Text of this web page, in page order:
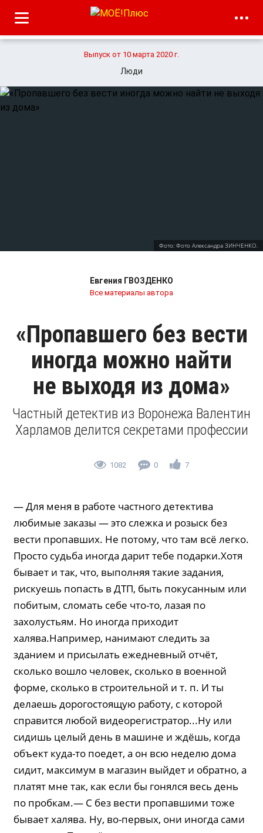
Выпуск от 10 марта 2020 г.
Люди
Фото: Фото Александра ЗИНЧЕНКО.
Евгения ГВОЗДЕНКО
Все материалы автора
«Пропавшего без вести
иногда можно найти
не выходя из дома»
Частный детектив из Воронежа Валентин
Харламов делится секретами профессии
1082 0 7
— Для меня в работе частного детектива
любимые заказы — это слежка и розыск без
вести пропавших. Не потому, что там всё легко.
Просто судьба иногда дарит тебе подарки.Хотя
бывает и так, что, выполняя такие задания,
рискуешь попасть в ДТП, быть покусанным или
побитым, сломать себе что-то, лазая по
захолустьям. Но иногда приходит
халява.Например, нанимают следить за
зданием и присылать ежедневный отчёт,
сколько вошло человек, сколько в военной
форме, сколько в строительной и т. п. И ты
делаешь дорогостоящую работу, с которой
справится любой видеорегистратор...Ну или
сидишь целый день в машине и ждёшь, когда
объект куда-то поедет, а он всю неделю дома
сидит, максимум в магазин выйдет и обратно, а
платят мне так, как если бы гонялся весь день
по пробкам.— С без вести пропавшими тоже
бывает халява. Ну, во-первых, они иногда сами